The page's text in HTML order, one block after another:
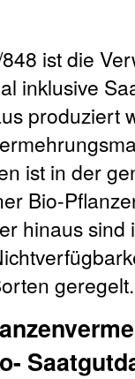
ist die
inklusive
produziert
ist in der
Bio-
hinaus
geregelt.